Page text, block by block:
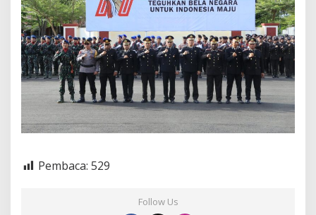
Pembaca: 529
Follow Us